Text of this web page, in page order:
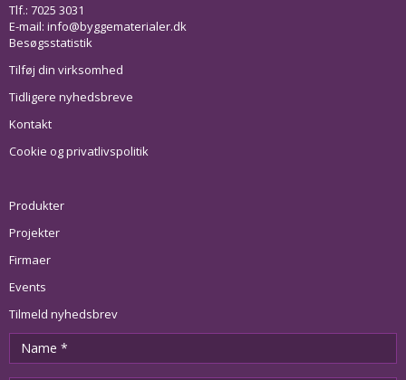
Tlf.: 7025 3031
E-mail: info@byggematerialer.dk
Besøgsstatistik
Tilføj din virksomhed
Tidligere nyhedsbreve
Kontakt
Cookie og privatlivspolitik
Produkter
Projekter
Firmaer
Events
Tilmeld nyhedsbrev